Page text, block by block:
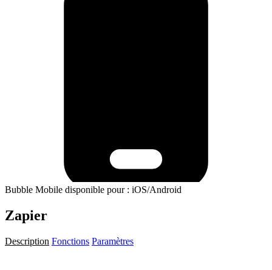
Bubble Mobile disponible pour : iOS/Android
Zapier
Description Fonctions Paramètres